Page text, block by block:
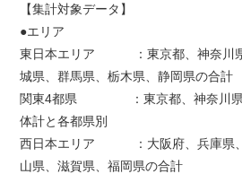
【集計対象データ】
●エリア
東日本エリア ：東京都、神奈川県
城県、群馬県、栃木県、静岡県の合計
関東4都県 ：東京都、神奈川県
体計と各都県別
西日本エリア ：大阪府、兵庫県、
山県、滋賀県、福岡県の合計